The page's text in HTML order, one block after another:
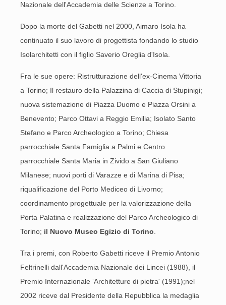
Nazionale dell'Accademia delle Scienze a Torino.
Dopo la morte del Gabetti nel 2000, Aimaro Isola ha
continuato il suo lavoro di progettista fondando lo studio
Isolarchitetti con il figlio Saverio Oreglia d'Isola.
Fra le sue opere: Ristrutturazione dell'ex-Cinema Vittoria
a Torino; Il restauro della Palazzina di Caccia di Stupinigi;
nuova sistemazione di Piazza Duomo e Piazza Orsini a
Benevento; Parco Ottavi a Reggio Emilia; Isolato Santo
Stefano e Parco Archeologico a Torino; Chiesa
parrocchiale Santa Famiglia a Palmi e Centro
parrocchiale Santa Maria in Zivido a San Giuliano
Milanese; nuovi porti di Varazze e di Marina di Pisa;
riqualificazione del Porto Mediceo di Livorno;
coordinamento progettuale per la valorizzazione della
Porta Palatina e realizzazione del Parco Archeologico di
Torino; il Nuovo Museo Egizio di Torino
Tra i premi, con Roberto Gabetti riceve il Premio Antonio
Feltrinelli dall'Accademia Nazionale dei Lincei (1988), il
Premio Internazionale ‘Architetture di pietra' (1991);nel
2002 riceve dal Presidente della Repubblica la medaglia